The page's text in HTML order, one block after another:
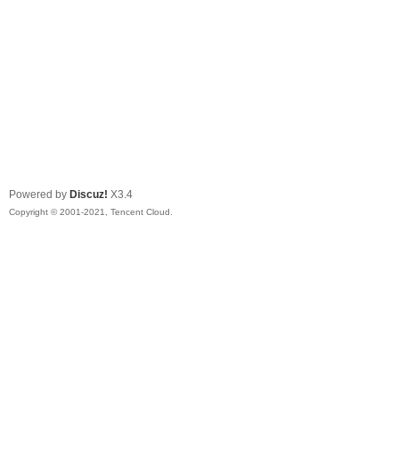
Powered by Discuz! X3.4
Copyright © 2001-2021, Tencent Cloud.